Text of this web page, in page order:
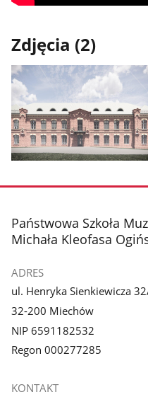
Zdjęcia (2)
zdjęcie
galerii.
stopka
Państwowa Szkoła
Michała Kleofasa
ADRES
ul. Henryka Sienkiewicza
32-200 Miechów
NIP 6591182532
Regon 000277285
KONTAKT